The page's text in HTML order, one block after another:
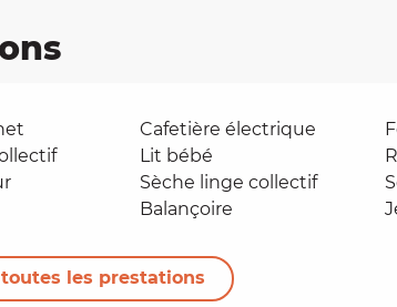
Cafetière électrique
Lit bébé
Sèche linge collectif
Balançoire
les prestations